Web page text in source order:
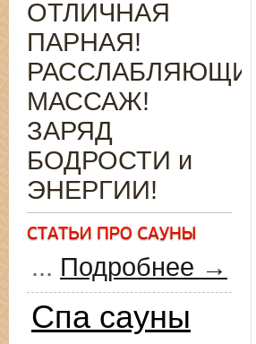
ОТЛИЧНАЯ
ПАРНАЯ!
РАССЛАБЛЯЮЩИЙ
МАССАЖ!
ЗАРЯД
БОДРОСТИ и
ЭНЕРГИИ!
... Подробнее →
Спа сауны